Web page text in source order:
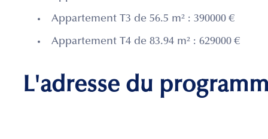
Appartement T3 de 56.5 m² : 390000 €
Appartement T4 de 83.94 m² : 629000 €
L'adresse du